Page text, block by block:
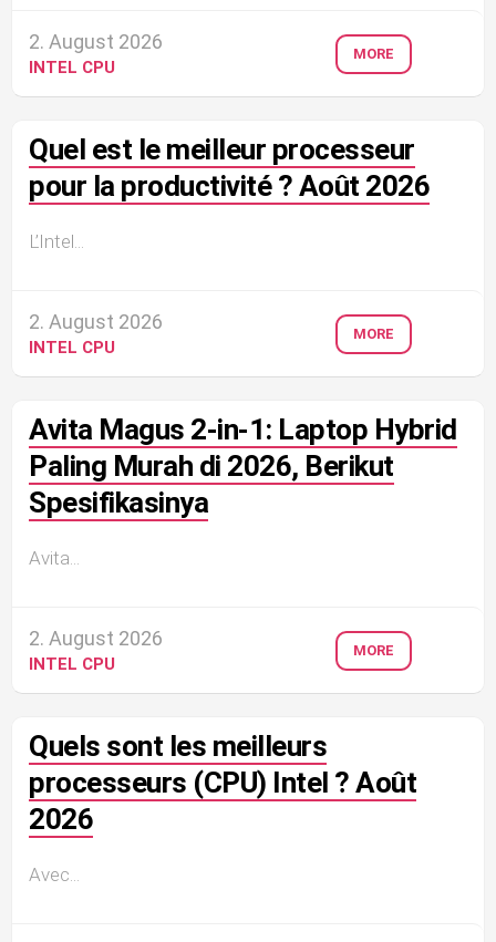
2. August 2026
INTEL CPU
MORE
Quel est le meilleur processeur
pour la productivité ? Août 2026
L’Intel...
2. August 2026
INTEL CPU
MORE
Avita Magus 2-in-1: Laptop Hybrid
Paling Murah di 2026, Berikut
Spesifikasinya
Avita...
2. August 2026
INTEL CPU
MORE
Quels sont les meilleurs
processeurs (CPU) Intel ? Août
2026
Avec...